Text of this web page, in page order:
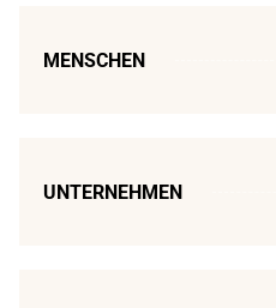
MENSCHEN
UNTERNEHMEN